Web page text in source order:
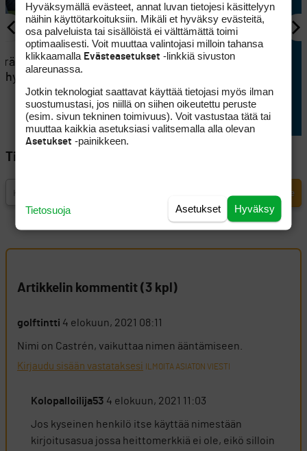
KILPAGOLF
Saku Ellilä otti kaiken ilon irti
avauspäivänä
Tilaa Golfpisteen uutiskirje
Artikkelin kommentit (3 kpl)
golftintti 4 elokuun, 2021 08:11
Nimi on Castrén, vaikuttaa nimen ääntämiseen.
Kirjaudu sisään vastataksesi ILMOITA ASIATON VIESTI
Kolopalloilija53 4 elokuun, 2021 11:03
Jos kyseinen henkilö itse käyttää nimestään
kirjoitusasua jossa heittomerkkiä ei ole, eikö silloin
Hyväksymällä evästeet, annat luvan tietojesi käsittelyyn
näihin käyttötarkoituksiin. Mikäli et hyväksy evästeitä,
osa palveluista tai sisällöistä ei välttämättä toimi
optimaalisesti. Voit muuttaa valintojasi milloin tahansa
klikkaamalla Evästeasetukset -linkkiä sivuston
alareunassa.
Jotkin teknologiat saattavat käyttää tietojasi myös ilman
suostumustasi, jos niillä on siihen oikeutettu peruste
(esim. sivun tekninen toimivuus). Voit vastustaa tätä tai
muuttaa kaikkia asetuksiasi valitsemalla alla olevan
Asetukset -painikkeen.
Hyväksy
Asetukset
Tietosuoja